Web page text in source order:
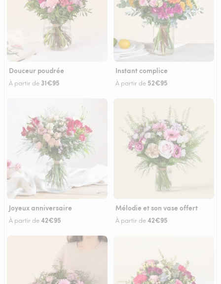
Douceur poudrée
À partir de 31€95
Instant complice
À partir de 52€95
Joyeux anniversaire
À partir de42€95
Mélodie et son vase offert
À partir de42€95